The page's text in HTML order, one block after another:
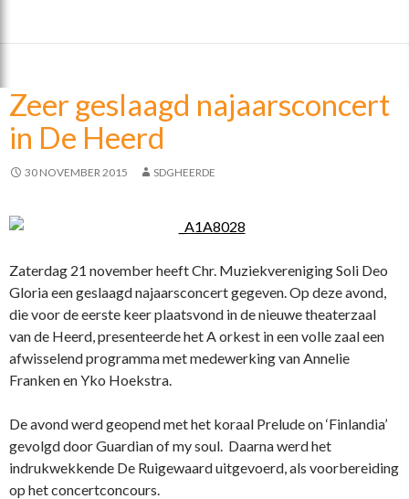
b
o
k
er n
Zeer geslaagd najaarsconcert
in De Heerd
30 NOVEMBER 2015 SDGHEERDE
Zaterdag 21 november heeft Chr. Muziekvereniging Soli Deo
Gloria een geslaagd najaarsconcert gegeven. Op deze avond,
die voor de eerste keer plaatsvond in de nieuwe theaterzaal
van de Heerd, presenteerde het A orkest in een volle zaal een
afwisselend programma met medewerking van Annelie
Franken en Yko Hoekstra.
De avond werd geopend met het koraal Prelude on ‘Finlandia’
gevolgd door Guardian of my soul. Daarna werd het
indrukwekkende De Ruigewaard uitgevoerd, als voorbereiding
op het concertconcours.